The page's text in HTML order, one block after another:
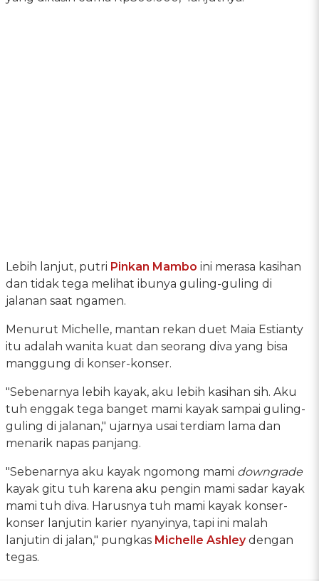
Lebih lanjut, putri Pinkan Mambo ini merasa kasihan
dan tidak tega melihat ibunya guling-guling di
jalanan saat ngamen.
Menurut Michelle, mantan rekan duet Maia Estianty
itu adalah wanita kuat dan seorang diva yang bisa
manggung di konser-konser.
"Sebenarnya lebih kayak, aku lebih kasihan sih. Aku
tuh enggak tega banget mami kayak sampai guling-
guling di jalanan," ujarnya usai terdiam lama dan
menarik napas panjang.
"Sebenarnya aku kayak ngomong mami downgrade
kayak gitu tuh karena aku pengin mami sadar kayak
mami tuh diva. Harusnya tuh mami kayak konser-
konser lanjutin karier nyanyinya, tapi ini malah
lanjutin di jalan," pungkas Michelle Ashleydengan
tegas.